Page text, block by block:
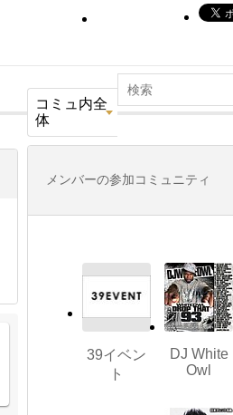
コミュ内全
体
メンバーの参加コミュニティ
39イベン
ト
DJ White
Owl